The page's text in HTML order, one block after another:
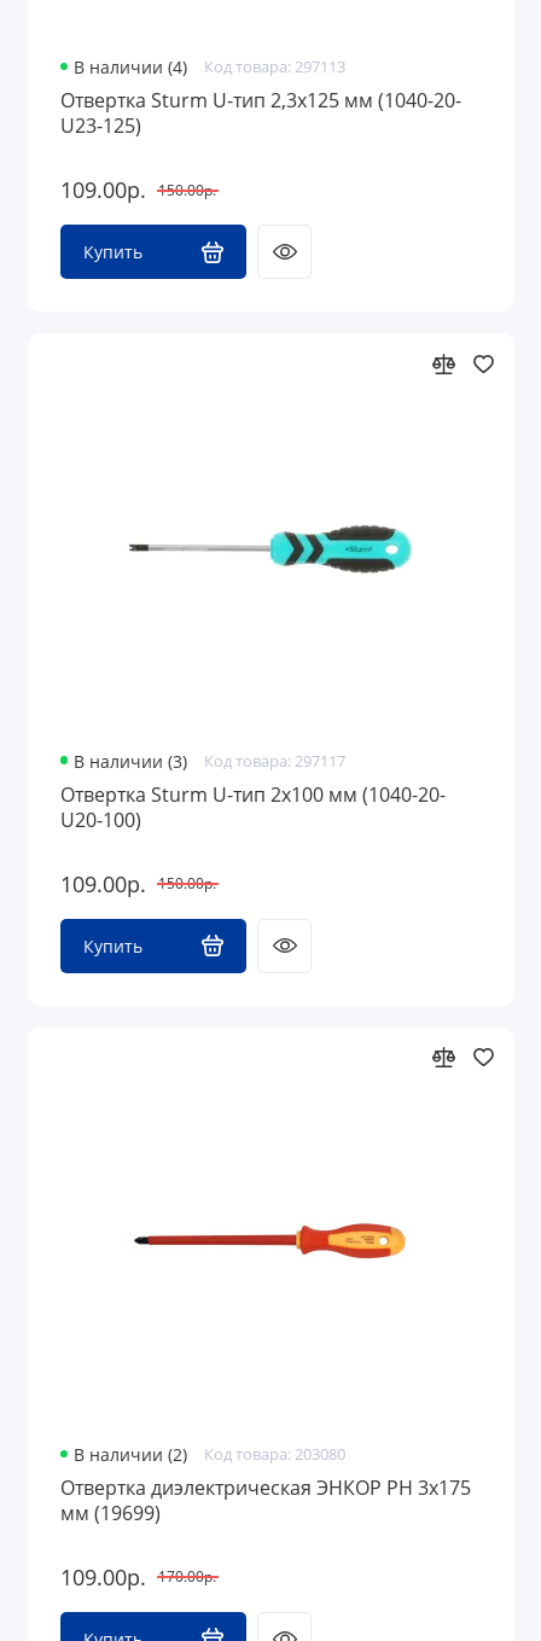
В наличии (4) Код товара: 297113
Отвертка Sturm U-тип 2,3х125 мм (1040-20-
U23-125)
109.00р. 150.00р.
Купить
В наличии (3) Код товара: 297117
Отвертка Sturm U-тип 2х100 мм (1040-20-
U20-100)
109.00р. 150.00р.
Купить
В наличии (2) Код товара: 203080
Отвертка диэлектрическая ЭНКОР PH 3х175
мм (19699)
109.00р. 170.00р.